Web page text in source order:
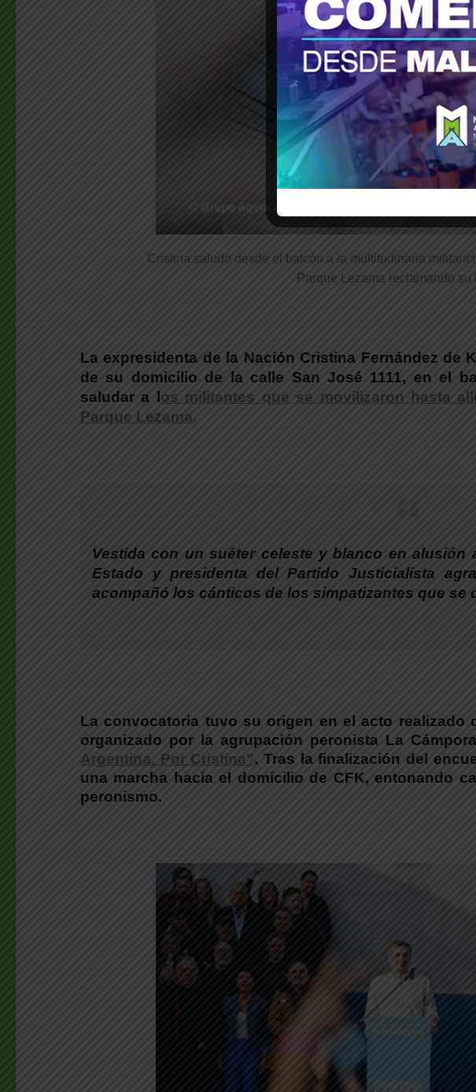
Cristina saludó desde el balcón a la multitudinaria
Parque Lezama reclamando su
La expresidenta de la Nación Cristina Fernández de
de su domicilio de la calle San José 1111, en el
saludar a los militantes que se movilizaron hasta
Parque Lezama.
Vestida con un suéter celeste y blanco en alusión
Estado y presidenta del Partido Justicialista
acompañó los cánticos de los simpatizantes que se
La convocatoria tuvo su origen en el acto realizado
organizado por la agrupación peronista La
Argentina. Por Cristina”. Tras la finalización del
una marcha hacia el domicilio de CFK, entonando
peronismo.